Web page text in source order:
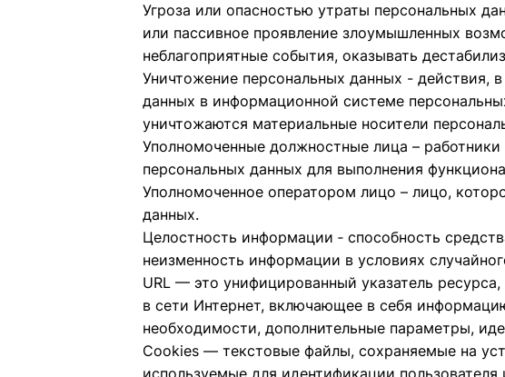
Угроза или опасностью утраты персональных
или пассивное проявление злоумышленных
неблагоприятные события, оказывать
Уничтожение персональных данных - действия,
данных в информационной системе
уничтожаются материальные носители
Уполномоченные должностные лица –
персональных данных для выполнения
Уполномоченное оператором лицо – лицо,
данных.
Целостность информации ‑ способность
неизменность информации в условиях
URL — это унифицированный указатель
в сети Интернет, включающее в себя
необходимости, дополнительные параметры,
Cookies — текстовые файлы, сохраняемые на
используемые для идентификации